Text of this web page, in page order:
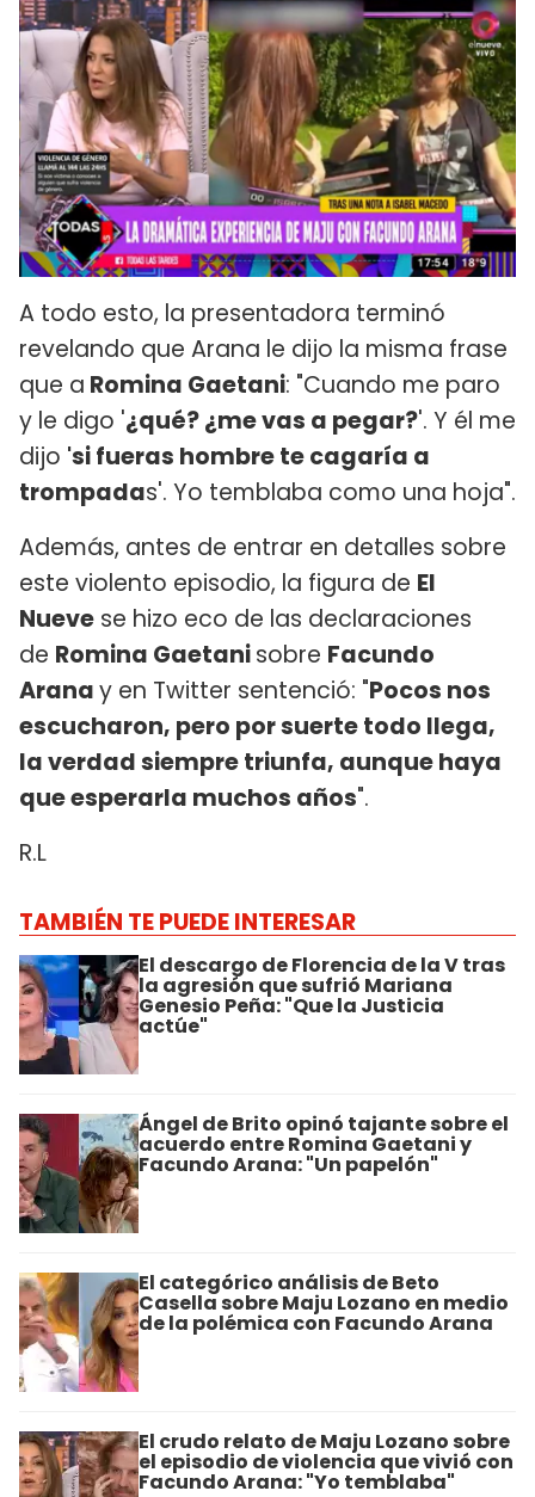
A todo esto, la presentadora terminó
revelando que Arana le dijo la misma frase
que a Romina Gaetani: "Cuando me paro
y le digo '¿qué? ¿me vas a pegar?'. Y él me
dijo 'si fueras hombre te cagaría a
trompadas'. Yo temblaba como una hoja".
Además, antes de entrar en detalles sobre
este violento episodio, la figura de El
Nueve se hizo eco de las declaraciones
de Romina Gaetanisobre Facundo
Aranay en Twitter sentenció: "Pocos nos
escucharon, pero por suerte todo llega,
la verdad siempre triunfa, aunque haya
que esperarla muchos años".
R.L
TAMBIÉN TE PUEDE INTERESAR
El descargo de Florencia de la V tras
la agresión que sufrió Mariana
Genesio Peña: "Que la Justicia
actúe"
Ángel de Brito opinó tajante sobre el
acuerdo entre Romina Gaetani y
Facundo Arana: "Un papelón"
El categórico análisis de Beto
Casella sobre Maju Lozano en medio
de la polémica con Facundo Arana
El crudo relato de Maju Lozano sobre
el episodio de violencia que vivió con
Facundo Arana: "Yo temblaba"